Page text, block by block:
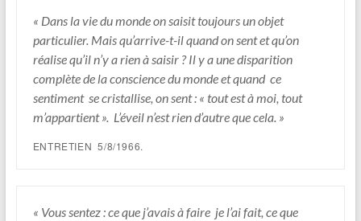
« Dans la vie du monde on saisit toujours un objet
particulier. Mais qu’arrive-t-il quand on sent et qu’on
réalise qu’il n’y a rien à saisir ? Il y a une disparition
complète de la conscience du monde et quand ce
sentiment se cristallise, on sent : « tout est à moi, tout
m’appartient ». L’éveil n’est rien d’autre que cela. »
ENTRETIEN 5/8/1966.
« Vous sentez : ce que j’avais à faire je l’ai fait, ce que